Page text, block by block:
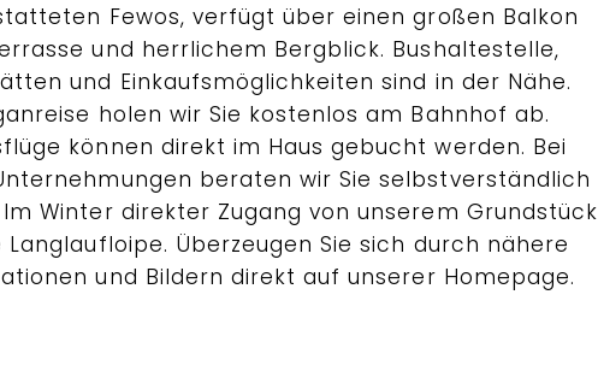
Fewos, verfügt über einen großen Balkon
und herrlichem Bergblick. Bushaltestelle,
und Einkaufsmöglichkeiten sind in der Nähe.
holen wir Sie kostenlos am Bahnhof ab.
können direkt im Haus gebucht werden. Bei
beraten wir Sie selbstverständlich
Winter direkter Zugang von unserem Grundstück
Langlaufloipe. Überzeugen Sie sich durch nähere
und Bildern direkt auf unserer Homepage.